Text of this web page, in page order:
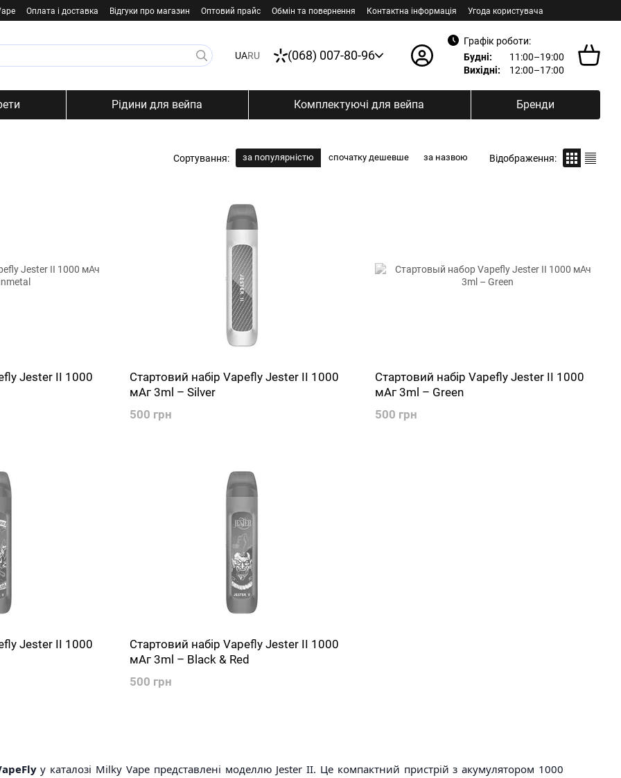
Оплата і доставка Відгуки про магазин Оптовий прайс Обмін та повернення Контактна інформація Угода користувача
UARU (068) 007-80-96
Графік роботи:
Будні:
11:00–19:00
Вихідні:
12:00–17:00
Рідини для вейпа Комплектуючі для вейпа Бренди
Сортування: за популярністю спочатку дешевше за назвою Відображення:
у каталозі Milky Vape представлені моделлю Jester II. Це компактний пристрій з акумулятором 1000
Jester II 1000
Стартовий набір Vapefly Jester II 1000
мАг 3ml – Silver
500 грн
Стартовий набір Vapefly Jester II 1000
мАг 3ml – Green
500 грн
Jester II 1000
Стартовий набір Vapefly Jester II 1000
мАг 3ml – Black & Red
500 грн